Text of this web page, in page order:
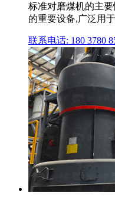
标准对磨煤机的主
的重要设备,广泛用
联系电话: 180 3780